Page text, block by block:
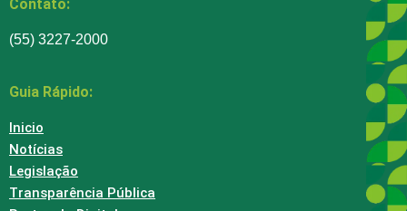
Contato:
(55) 3227-2000
Guia Rápido:
Inicio
Notícias
Legislação
Transparência Pública